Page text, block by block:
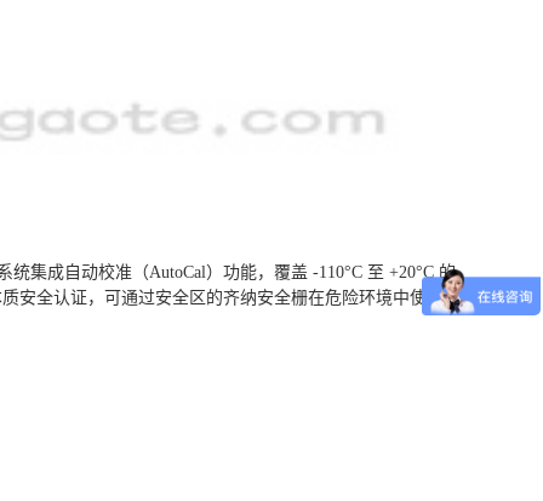
集成自动校准（AutoCal）功能，覆盖 -110°C 至 +20°C 的
安全认证，可通过安全区的齐纳安全栅在危险环境中使